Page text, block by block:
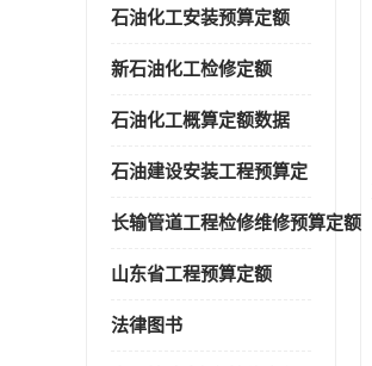
石油化工安装预算定额
新石油化工检修定额
石油化工概算定额数据
石油建设安装工程预算定
长输管道工程检修维修预算定额
山东省工程预算定额
法律图书